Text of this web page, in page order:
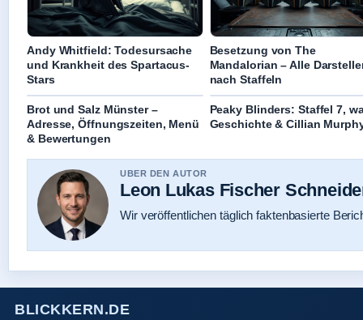
Andy Whitfield: Todesursache
und Krankheit des Spartacus-
Stars
Besetzung von The
Mandalorian – Alle
nach Staffeln
Brot und Salz Münster –
Adresse, Öffnungszeiten, Menü
& Bewertungen
Peaky Blinders: Staffel 7,
Geschichte & Cillian
UBER DEN AUTOR
Leon Lukas Fischer
Wir veröffentlichen täglich faktenbasierte
BLICKKERN.DE